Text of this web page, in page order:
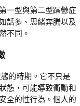
一型與第二型躁鬱症
話多、思緒奔騰以及
不同。
的時期。它不只是
態，可能導致衝動和
全的性行為。個人的